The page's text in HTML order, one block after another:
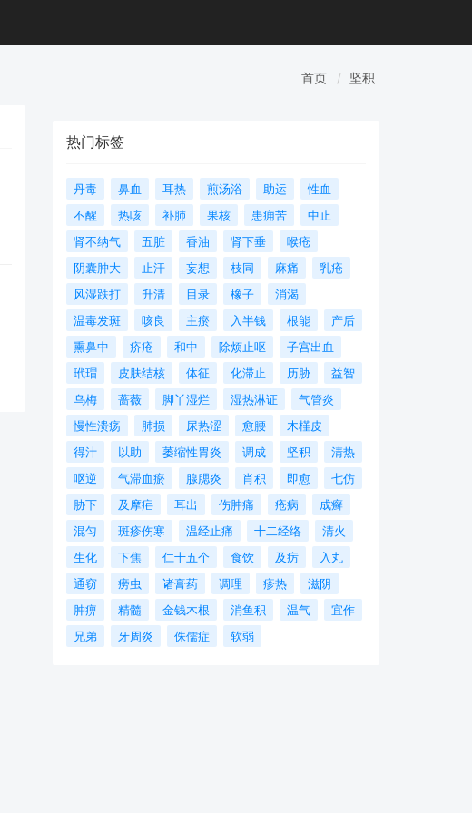
首页 坚积
热门标签
丹毒 鼻血 耳热 煎汤浴 助运
性血
不醒
热咳 补肺 果核 患痈苦
中止
肾不纳气
五脏 香油 肾下垂
喉疮
阴囊肿大
止汗 妄想 枝同 麻痛
乳疮
风湿跌打
升清 目录 橡子
消渴
温毒发斑
咳良 主瘀 入半钱 根能
产后
熏鼻中
疥疮 和中 除烦止呕
子宫出血
玳瑁
皮肤结核 体征 化滞止 历胁
益智
乌梅
蔷薇 脚丫湿烂 湿热淋证
气管炎
慢性溃疡
肺损 尿热涩 愈腰
木槿皮
得汁
以助 萎缩性胃炎 调成 坚积
清热
呕逆
气滞血瘀 腺腮炎 肖积 即愈
七仿
胁下
及摩疟 耳出 伤肿痛 疮病
成癣
混匀
斑疹伤寒 温经止痛 十二经络
清火
生化
下焦 仁十五个 食饮 及疠
入丸
通窃
痨虫 诸膏药 调理 疹热
滋阴
肿痹
精髓 金钱木根 消鱼积 温气
宜作
兄弟
牙周炎 侏儒症 软弱